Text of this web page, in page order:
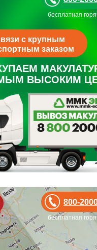
ВЫСОКИМ
с крупным
заказом
бесплатная
800-
бесплатная